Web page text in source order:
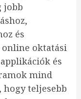
jobb
és
oktatási
és
mind
hogy teljesebb